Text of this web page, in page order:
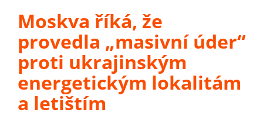
Moskva říká, že
provedla „masivní úder“
proti ukrajinským
energetickým lokalitám
a letištím